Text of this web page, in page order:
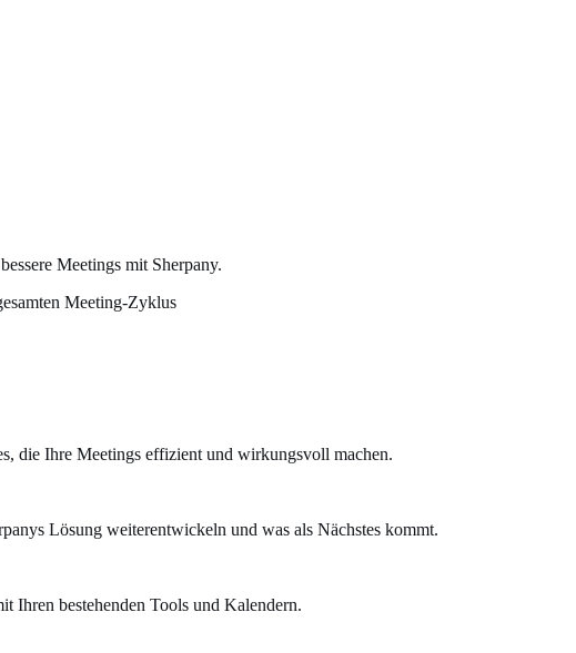
Meetings mit Sherpany.
Meeting-Zyklus
die Ihre Meetings effizient und wirkungsvoll machen.
Lösung weiterentwickeln und was als Nächstes kommt.
Ihren bestehenden Tools und Kalendern.